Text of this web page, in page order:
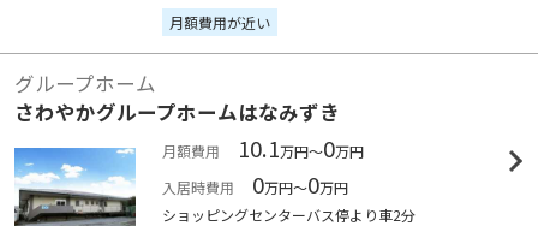
月額費用が近い
グループホーム
さわやかグループホームはなみずき
月額費用 10.1万円～0万円
入居時費用
0万円～0万円
ショッピングセンターバス停より車2分